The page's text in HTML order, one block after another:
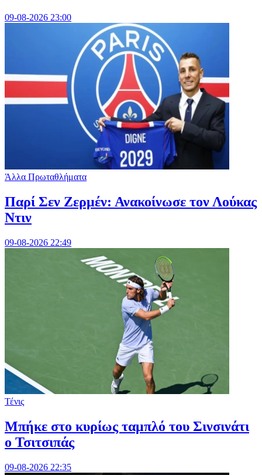
09-08-2026 23:00
Άλλα Πρωταθλήματα
Παρί Σεν Ζερμέν: Ανακοίνωσε τον Λούκας
Ντιν
09-08-2026 22:49
Τένις
Mπήκε στο κυρίως ταμπλό του Σινσινάτι
ο Τσιτσιπάς
09-08-2026 22:35